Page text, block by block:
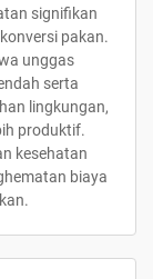
signifikan
pakan.
unggas
serta
lingkungan,
produktif.
kesehatan
biaya